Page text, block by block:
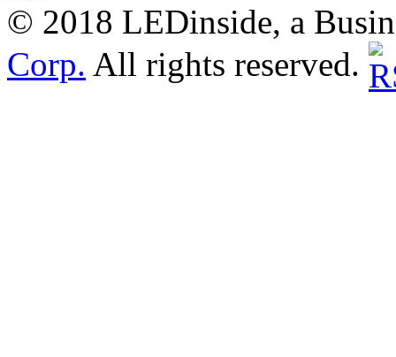
© 2018 LEDinside, a
Corp. All rights reserved.